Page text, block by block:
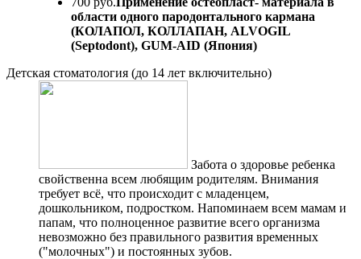
области одного пародонтального кармана
(КОЛАПОЛ, КОЛЛАПАН, ALVOGIL
(Septodont), GUM-AID (Япония)
Детская стоматология (до 14 лет включительно)
Забота о здоровье ребенка
свойственна всем любящим родителям. Внимания
требует всё, что происходит с младенцем,
дошкольником, подростком. Напоминаем всем мамам и
папам, что полноценное развитие всего организма
невозможно без правильного развития временных
("молочных") и постоянных зубов.